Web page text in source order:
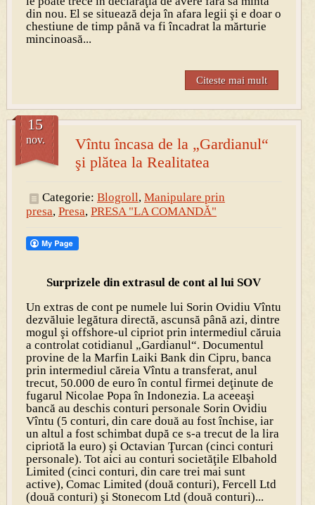
din nou. El se situează deja în afara legii şi e doar o
chestiune de timp pånă va fi încadrat la mărturie
mincinoasă...
Citeste mai mult
Vîntu încasa de la „Gardianul“
şi plătea la Realitatea
15
nov.
Categorie: Blogroll, Manipulare prin
presa, Presa, PRESA "LA COMANDĂ"
Surprizele din extrasul de cont al lui SOV
Un extras de cont pe numele lui Sorin Ovidiu Vîntu
dezvăluie legătura directă, ascunsă până azi, dintre
mogul şi offshore-ul cipriot prin intermediul căruia
a controlat cotidianul „Gardianul“. Documentul
provine de la Marfin Laiki Bank din Cipru, banca
prin intermediul căreia Vîntu a transferat, anul
trecut, 50.000 de euro în contul firmei deţinute de
fugarul Nicolae Popa în Indonezia. La aceeaşi
bancă au deschis conturi personale Sorin Ovidiu
Vîntu (5 conturi, din care două au fost închise, iar
un altul a fost schimbat după ce s-a trecut de la lira
cipriotă la euro) şi Octavian Ţurcan (cinci conturi
personale). Tot aici au conturi societăţile Elbahold
Limited (cinci conturi, din care trei mai sunt
active), Comac Limited (două conturi), Fercell Ltd
(două conturi) şi Stonecom Ltd (două conturi)...